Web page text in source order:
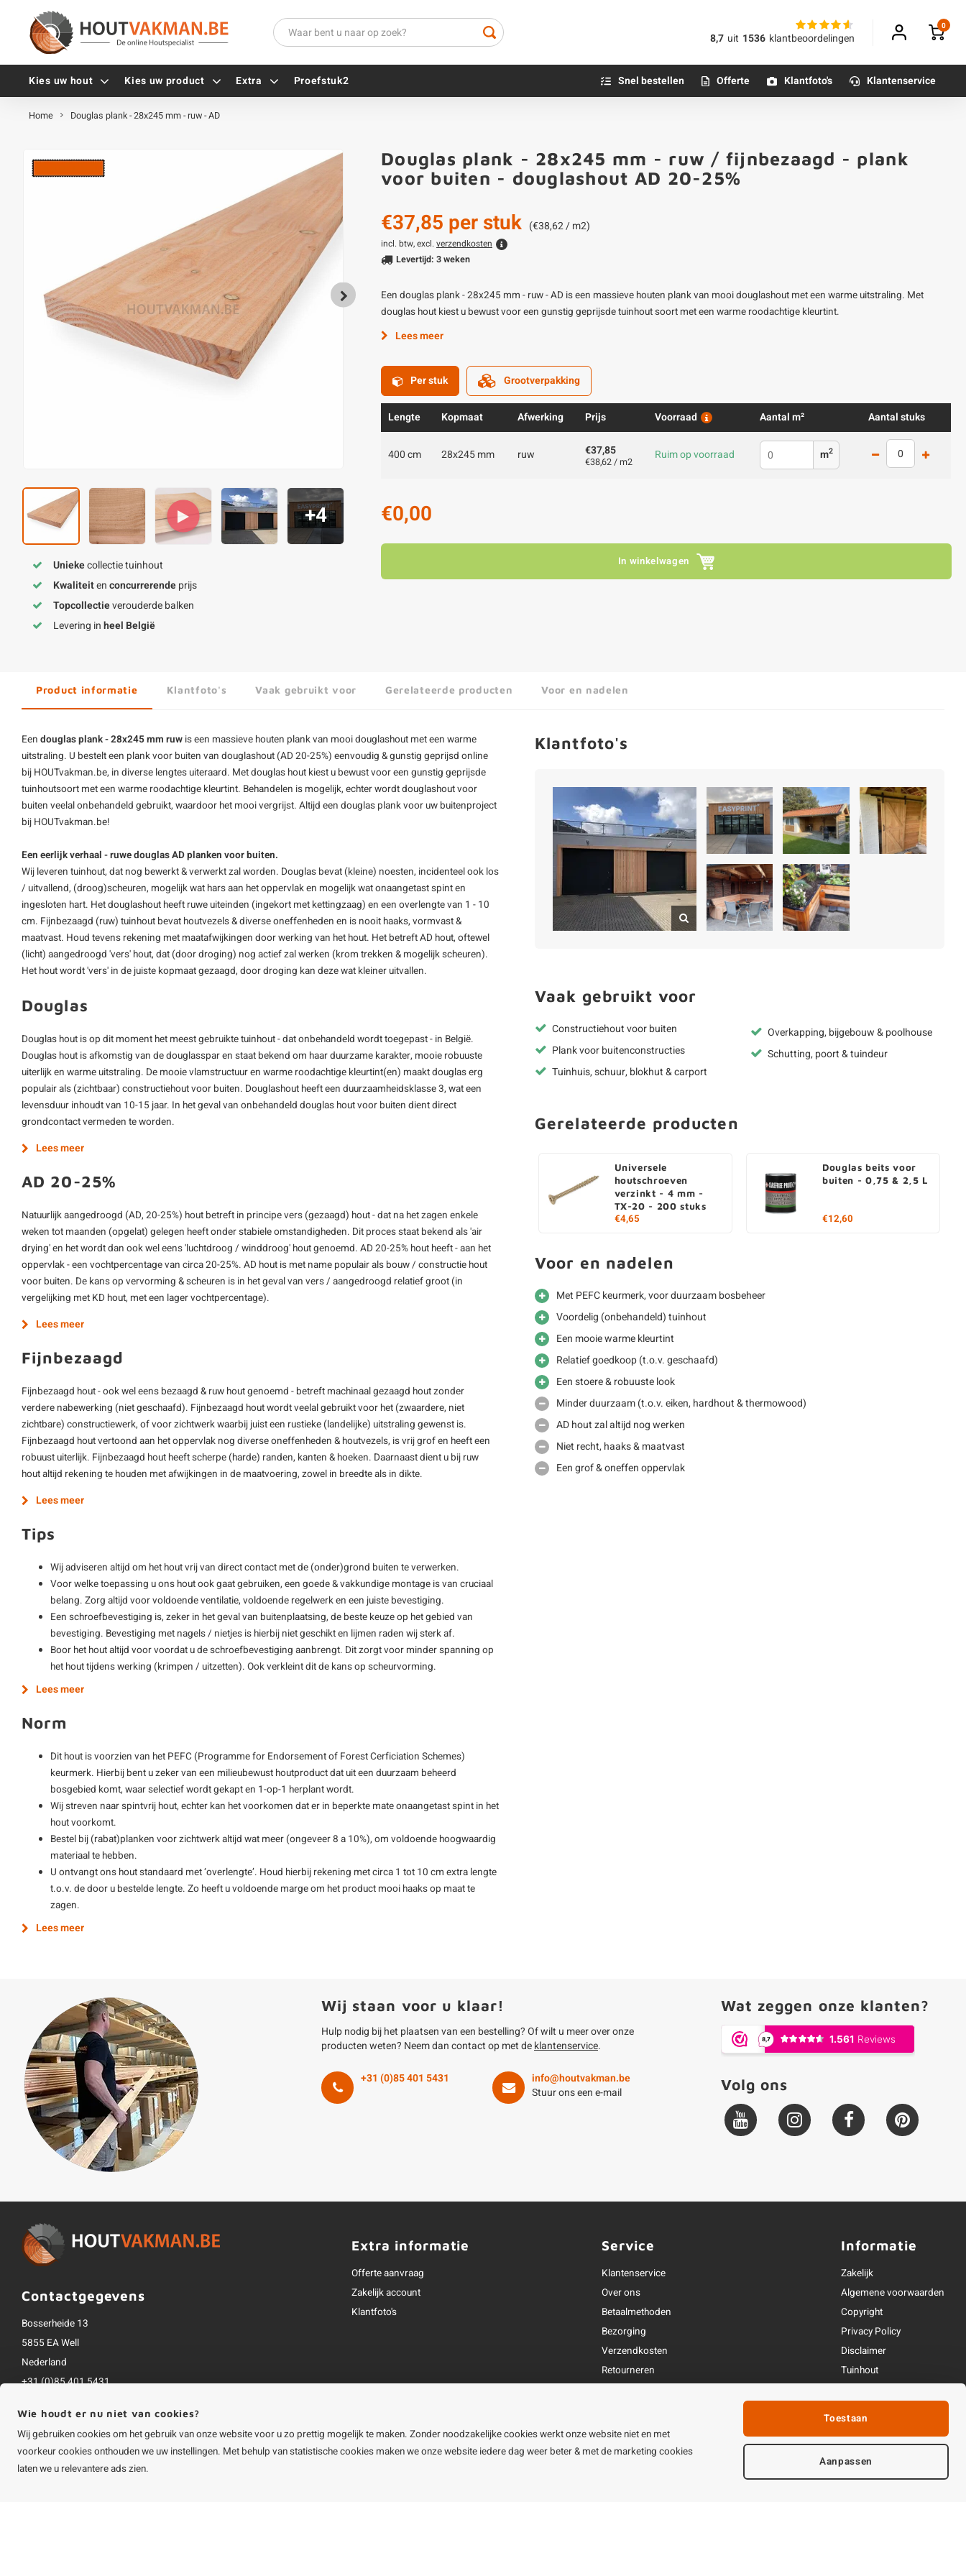
8,7 uit 1536 klantbeoordelingen
0
Kies uw hout Kies uw product Extra
Tellerkopschroeven
Gevelschroeven
Zwarte schroeven
Alle vijzen
Hoekankers
Terrasdragers
PuraFix
Verbindingsstukken
Houten pennen
Blauwsteen sokkels
Olie - voor buiten
Impregneer
Olie en lak - voor binnen
Betonmortels
Alle poten & onderstellen
Proefstuk2 Snel bestellen Offerte Klantfoto's Klantenservice
Home Douglas plank - 28x245 mm - ruw - AD
+4
Uniekecollectie tuinhout
Kwaliteitenconcurrerendeprijs
Topcollectieverouderde balken
Levering inheel België
Douglas plank - 28x245 mm - ruw / fijnbezaagd - plank
voor buiten - douglashout AD 20-25%
€37,85 per stuk (€38,62 / m2)
incl. btw, excl. verzendkosten
Levertijd: 3 weken
Een douglas plank - 28x245 mm - ruw - AD is een massieve houten plank van mooi douglashout met een warme uitstraling. Met
douglas hout kiest u bewust voor een gunstig geprijsde tuinhout soort met een warme roodachtige kleurtint.
Lees meer
Per stuk Grootverpakking
Lengte Kopmaat Afwerking Prijs Voorraad Aantal m² Aantal stuks
400 cm 28x245 mm ruw €37,85
€38,62 / m2 Ruim op voorraad m2
€0,00
In winkelwagen
Product informatie Klantfoto's Vaak gebruikt voor Gerelateerde producten Voor en nadelen
Een douglas plank - 28x245 mm ruw is een massieve houten plank van mooi douglashout met een warme
uitstraling. U bestelt een plank voor buiten van douglashout (AD 20-25%) eenvoudig & gunstig geprijsd online
bij HOUTvakman.be, in diverse lengtes uiteraard. Met douglas hout kiest u bewust voor een gunstig geprijsde
tuinhoutsoort met een warme roodachtige kleurtint. Behandelen is mogelijk, echter wordt douglashout voor
buiten veelal onbehandeld gebruikt, waardoor het mooi vergrijst. Altijd een douglas plankvoor uw buitenproject
bij HOUTvakman.be!
Een eerlijk verhaal - ruwe douglas AD planken voor buiten.
Wij leveren tuinhout, dat nog bewerkt & verwerkt zal worden. Douglas bevat (kleine) noesten, incidenteel ook los
/ uitvallend, (droog)scheuren, mogelijk wat hars aan het oppervlak en mogelijk wat onaangetast spint en
ingesloten hart. Hetdouglashout heeft ruwe uiteinden (ingekort met kettingzaag) en een overlengte van 1 - 10
cm. Fijnbezaagd (ruw) tuinhout bevat houtvezels & diverse oneffenheden en is nooit haaks, vormvast &
maatvast. Houd tevens rekening met maatafwijkingen door werking van het hout. Het betreft AD hout, oftewel
(licht) aangedroogd 'vers' hout, dat (door droging) nog actief zal werken (krom trekken & mogelijk scheuren).
Het hout wordt 'vers' in de juiste kopmaat gezaagd, door droging kan deze wat kleiner uitvallen.
Douglas
Douglas hout is op dit moment het meest gebruikte tuinhout - dat onbehandeld wordt toegepast - in België.
Douglas hout is afkomstig van de douglasspar en staat bekend om haar duurzame karakter, mooie robuuste
uiterlijk en warme uitstraling. De mooie vlamstructuur en warme roodachtige kleurtint(en) maakt douglas erg
populair als (zichtbaar) constructiehout voor buiten. Douglashout heeft een duurzaamheidsklasse 3, wat een
levensduur inhoudt van 10-15 jaar. In het geval van onbehandeld douglas hout voor buiten dient direct
grondcontact vermeden te worden.
Lees meer
AD 20-25%
Natuurlijk aangedroogd (AD, 20-25%) hout betreft in principe vers (gezaagd) hout - dat na het zagen enkele
weken tot maanden (opgelat) gelegen heeft onder stabiele omstandigheden. Dit proces staat bekend als 'air
drying' en het wordt dan ook wel eens 'luchtdroog / winddroog' hout genoemd. AD 20-25% hout heeft - aan het
oppervlak - een vochtpercentage van circa 20-25%. AD hout is met name populair als bouw / constructie hout
voor buiten. De kans op vervorming & scheuren is in het geval van vers / aangedroogd relatief groot (in
vergelijking met KD hout, met een lager vochtpercentage).
Lees meer
Fijnbezaagd
Fijnbezaagd hout - ook wel eens bezaagd & ruw hout genoemd - betreft machinaal gezaagd hout zonder
verdere nabewerking (niet geschaafd). Fijnbezaagd hout wordt veelal gebruikt voor het (zwaardere, niet
zichtbare) constructiewerk, of voor zichtwerk waarbij juist een rustieke (landelijke) uitstraling gewenst is.
Fijnbezaagd hout vertoond aan het oppervlak nog diverse oneffenheden & houtvezels, is vrij grof en heeft een
robuust uiterlijk. Fijnbezaagd hout heeft scherpe (harde) randen, kanten & hoeken. Daarnaast dient u bij ruw
hout altijd rekening te houden met afwijkingen in de maatvoering, zowel in breedte als in dikte.
Lees meer
Tips
Wij adviseren altijd om het hout vrij van direct contact met de (onder)grond buiten te verwerken.
Voor welke toepassing u ons hout ook gaat gebruiken, een goede & vakkundige montage is van cruciaal
belang. Zorg altijd voor voldoende ventilatie, voldoende regelwerk en een juiste bevestiging.
Een schroefbevestiging is, zeker in het geval van buitenplaatsing, de beste keuze op het gebied van
bevestiging. Bevestiging met nagels / nietjes is hierbij niet geschikt en lijmen raden wij sterk af.
Boor het hout altijd voor voordat u de schroefbevestiging aanbrengt. Dit zorgt voor minder spanning op
het hout tijdens werking (krimpen / uitzetten). Ook verkleint dit de kans op scheurvorming.
Lees meer
Norm
Dit hout is voorzien van het PEFC (Programme for Endorsement of Forest Cerficiation Schemes)
keurmerk. Hierbij bent u zeker van een milieubewust houtproduct dat uit een duurzaam beheerd
bosgebied komt, waar selectief wordt gekapt en 1-op-1 herplant wordt.
Wij streven naar spintvrij hout, echter kan het voorkomen dat er in beperkte mate onaangetast spint in het
hout voorkomt.
Bestel bij (rabat)planken voor zichtwerk altijd wat meer (ongeveer 8 a 10%), om voldoende hoogwaardig
materiaal te hebben.
U ontvangt ons hout standaard met ‘overlengte’. Houd hierbij rekening met circa 1 tot 10 cm extra lengte
t.o.v. de door u bestelde lengte. Zo heeft u voldoende marge om het product mooi haaks op maat te
zagen.
Lees meer
Klantfoto's
Vaak gebruikt voor
Constructiehout voor buiten
Plank voor buitenconstructies
Tuinhuis, schuur, blokhut & carport
Overkapping, bijgebouw & poolhouse
Schutting, poort & tuindeur
Gerelateerde producten
Universele
houtschroeven
verzinkt - 4 mm -
TX-20 - 200 stuks
€4,65
Douglas beits voor
buiten - 0,75 & 2,5 L
€12,60
Voor en nadelen
Met PEFC keurmerk, voor duurzaam bosbeheer
Voordelig (onbehandeld) tuinhout
Een mooie warme kleurtint
Relatief goedkoop (t.o.v. geschaafd)
Een stoere & robuuste look
Minder duurzaam (t.o.v. eiken, hardhout & thermowood)
AD hout zal altijd nog werken
Niet recht, haaks & maatvast
Een grof & oneffen oppervlak
Wij staan voor u klaar!
Hulp nodig bij het plaatsen van een bestelling? Of wilt u meer over onze
producten weten? Neem dan contact op met deklantenservice.
+31 (0)85 401 5431
info@houtvakman.be
Stuur ons een e-mail
Wat zeggen onze klanten?
Volg ons
Contactgegevens
Bosserheide 13
5855 EA Well
Nederland
+31 (0)85 401 5431
Alle bedragen zijn incl. btw
Extra informatie
Offerte aanvraag
Zakelijk account
Klantfoto's
Service
Klantenservice
Over ons
Betaalmethoden
Bezorging
Verzendkosten
Retourneren
Openingstijden & contact
Informatie
Zakelijk
Algemene voorwaarden
Copyright
Privacy Policy
Disclaimer
Tuinhout
Wie houdt er nu niet van cookies?
Wij gebruiken cookies om het gebruik van onze website voor u zo prettig mogelijk te maken. Zonder noodzakelijke cookies werkt onze website niet en met
voorkeur cookies onthouden we uw instellingen. Met behulp van statistische cookies maken we onze website iedere dag weer beter & met de marketing cookies
laten we u relevantere ads zien.
Toestaan
Aanpassen